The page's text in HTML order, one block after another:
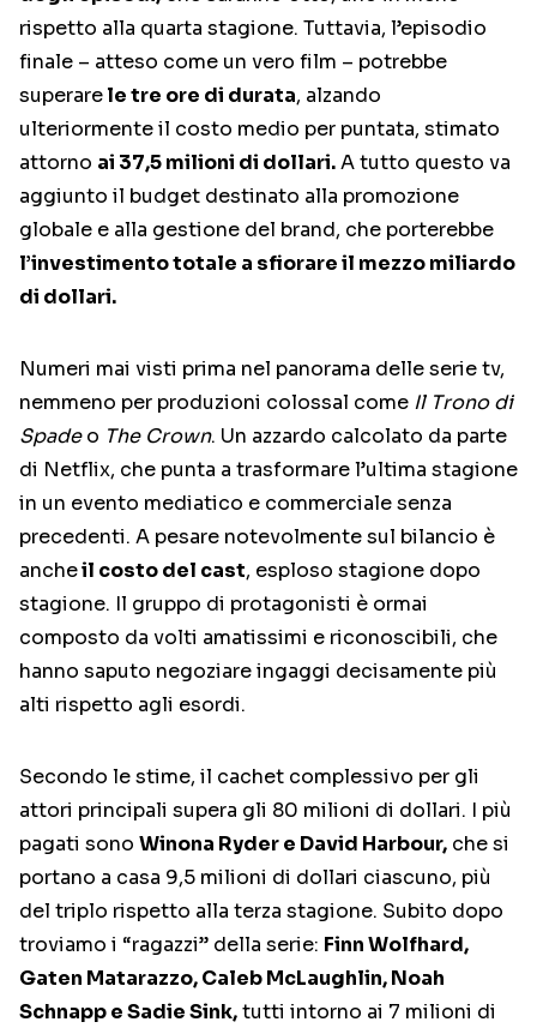
rispetto alla quarta stagione. Tuttavia, l’episodio
finale – atteso come un vero film – potrebbe
superarele tre ore di durata, alzando
ulteriormente il costo medio per puntata, stimato
attorno ai 37,5 milioni di dollari.A tutto questo va
aggiunto il budget destinato alla promozione
globale e alla gestione del brand, che porterebbe
l’investimento totale a sfiorare il mezzo miliardo
di dollari.
Numeri mai visti prima nel panorama delle serie tv,
nemmeno per produzioni colossal come Il Trono di
Spadeo The Crown. Un azzardo calcolato da parte
di Netflix, che punta a trasformare l’ultima stagione
in un evento mediatico e commerciale senza
precedenti. A pesare notevolmente sul bilancio è
ancheil costo del cast, esploso stagione dopo
stagione. Il gruppo di protagonisti è ormai
composto da volti amatissimi e riconoscibili, che
hanno saputo negoziare ingaggi decisamente più
alti rispetto agli esordi.
Secondo le stime, il cachet complessivo per gli
attori principali supera gli 80 milioni di dollari. I più
pagati sono Winona Ryder e David Harbour, che si
portano a casa 9,5 milioni di dollari ciascuno, più
del triplo rispetto alla terza stagione. Subito dopo
troviamo i “ragazzi” della serie: Finn Wolfhard,
Gaten Matarazzo, Caleb McLaughlin, Noah
Schnapp e Sadie Sink,tutti intorno ai 7 milioni di